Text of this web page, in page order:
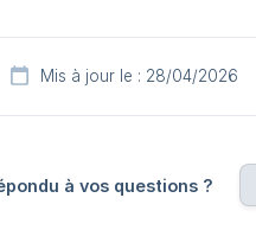
Mis à jour le : 28/04/2026
à vos questions ?